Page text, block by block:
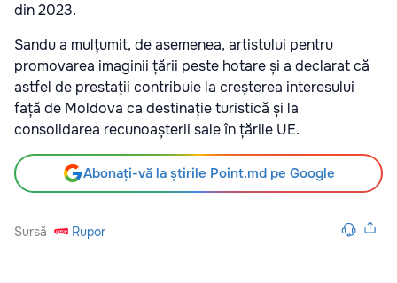
din 2023.
Sandu a mulțumit, de asemenea, artistului pentru
promovarea imaginii țării peste hotare și a declarat că
astfel de prestații contribuie la creșterea interesului
față de Moldova ca destinație turistică și la
consolidarea recunoașterii sale în țările UE.
Abonați-vă la știrile Point.md pe Google
Sursă Rupor